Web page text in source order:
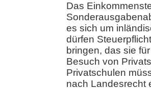
Das
es sich um
dürfen
bringen, das sie
Besuch von
Privatschulen
nach Landesrecht